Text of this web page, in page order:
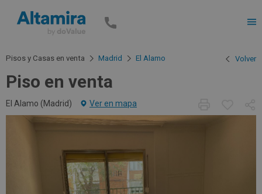
Pisos y Casas en venta Madrid El Alamo Volver
Piso en venta
El Alamo (Madrid) Ver en mapa